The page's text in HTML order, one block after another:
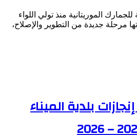
الموريتانية منذ تولي اللواء
مرحلة جديدة من التطوير والإصلاح،
بلدية الميناء